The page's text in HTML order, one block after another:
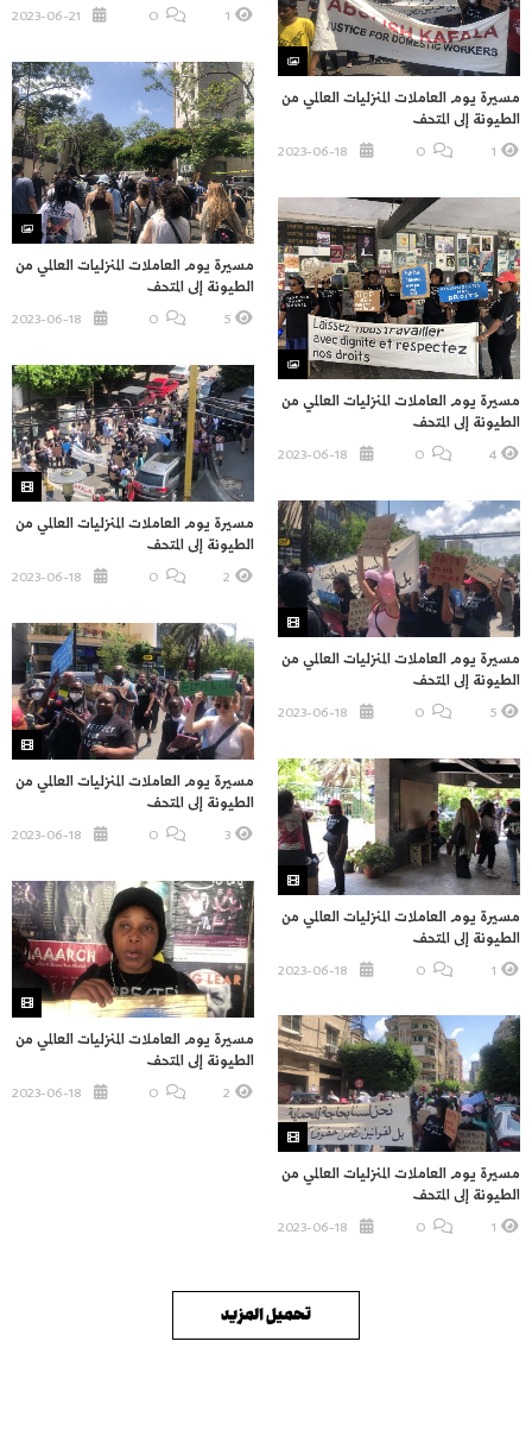
1
مسيرة يوم العاملات المنزليات العالمي من
الطيونة إلى المتحف
1
O
مسيرة يوم العاملات المنزليات العالمي من
الطيونة إلى المتحف
5
مسيرة يوم العاملات المنزليات العالمي من
الطيونة إلى المتحف
4
O
مسيرة يوم العاملات المنزليات العالمي من
الطيونة إلى المتحف
2
O
مسيرة يوم العاملات المنزليات العالمي من
الطيونة إلى المتحف
5
مسيرة يوم العاملات المنزليات العالمي من
الطيونة إلى المتحف
3
مسيرة يوم العاملات المنزليات العالمي من
الطيونة إلى المتحف
1
O
مسيرة يوم العاملات المنزليات العالمي من
الطيونة إلى المتحف
2
O
مسيرة يوم العاملات المنزليات العالمي من
الطيونة إلى المتحف
1
O
تحميل المزيد